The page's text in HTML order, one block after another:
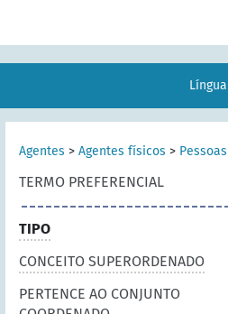
Agentes > Agentes físicos > Pessoas
TERMO PREFERENCIAL
TIPO
CONCEITO SUPERORDENADO
PERTENCE AO CONJUNTO